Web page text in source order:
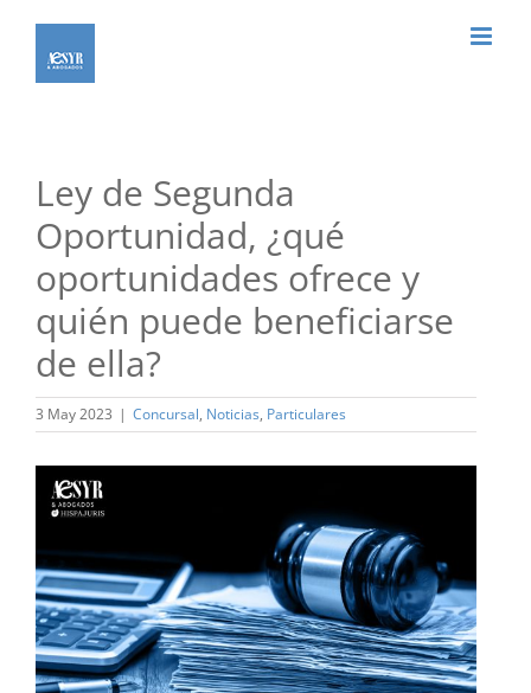
contenido
Ley de Segunda
Oportunidad, ¿qué
oportunidades ofrece y
quién puede beneficiarse
de ella?
3 May 2023 | Concursal, Noticias, Particulares
Ver
imagen
más